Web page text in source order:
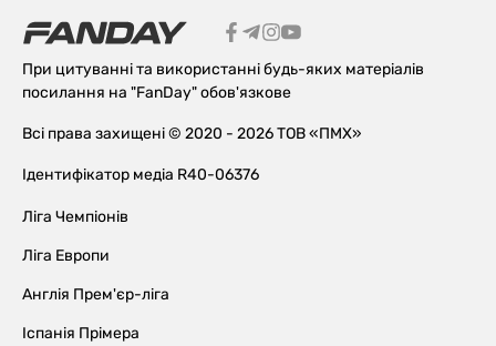
При цитуванні та використанні будь-яких матеріалів
посилання на "FanDay" обов'язкове
Всі права захищені © 2020 - 2026 ТОВ «ПМХ»
Ідентифікатор медіа R40-06376
Ліга Чемпіонів
Ліга Европи
Англія Прем'єр-ліга
Іспанія Прімера